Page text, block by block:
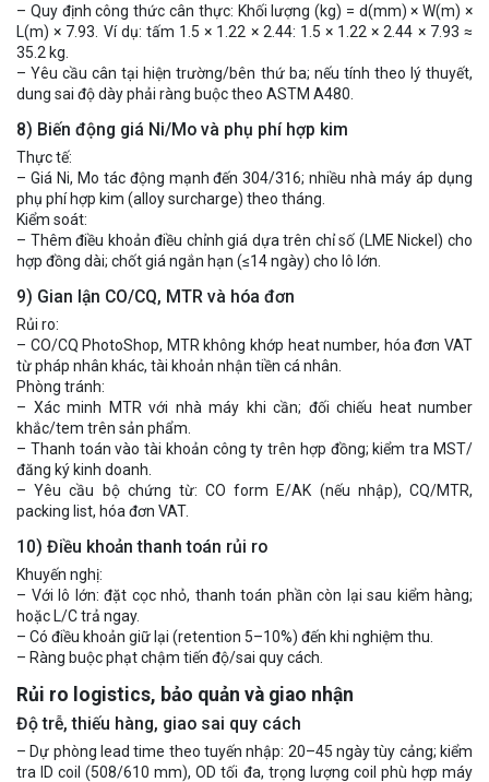
– Quy định công thức cân thực: Khối lượng (kg) = d(mm) × W(m) ×
L(m) × 7.93. Ví dụ: tấm 1.5 × 1.22 × 2.44: 1.5 × 1.22 × 2.44 × 7.93 ≈
35.2 kg.
– Yêu cầu cân tại hiện trường/bên thứ ba; nếu tính theo lý thuyết,
dung sai độ dày phải ràng buộc theo ASTM A480.
8) Biến động giá Ni/Mo và phụ phí hợp kim
Thực tế:
– Giá Ni, Mo tác động mạnh đến 304/316; nhiều nhà máy áp dụng
phụ phí hợp kim (alloy surcharge) theo tháng.
Kiểm soát:
– Thêm điều khoản điều chỉnh giá dựa trên chỉ số (LME Nickel) cho
hợp đồng dài; chốt giá ngắn hạn (≤14 ngày) cho lô lớn.
9) Gian lận CO/CQ, MTR và hóa đơn
Rủi ro:
– CO/CQ PhotoShop, MTR không khớp heat number, hóa đơn VAT
từ pháp nhân khác, tài khoản nhận tiền cá nhân.
Phòng tránh:
– Xác minh MTR với nhà máy khi cần; đối chiếu heat number
khắc/tem trên sản phẩm.
– Thanh toán vào tài khoản công ty trên hợp đồng; kiểm tra MST/
đăng ký kinh doanh.
– Yêu cầu bộ chứng từ: CO form E/AK (nếu nhập), CQ/MTR,
packing list, hóa đơn VAT.
10) Điều khoản thanh toán rủi ro
Khuyến nghị:
– Với lô lớn: đặt cọc nhỏ, thanh toán phần còn lại sau kiểm hàng;
hoặc L/C trả ngay.
– Có điều khoản giữ lại (retention 5–10%) đến khi nghiệm thu.
– Ràng buộc phạt chậm tiến độ/sai quy cách.
Rủi ro logistics, bảo quản và giao nhận
Độ trễ, thiếu hàng, giao sai quy cách
– Dự phòng lead time theo tuyến nhập: 20–45 ngày tùy cảng; kiểm
tra ID coil (508/610 mm), OD tối đa, trọng lượng coil phù hợp máy